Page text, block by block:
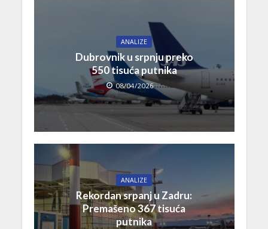
ANALIZE
Dubrovnik u srpnju preko
550 tisuća putnika
08/04/2026
ANALIZE
Rekordan srpanj u Zadru:
Premašeno 367 tisuća
putnika